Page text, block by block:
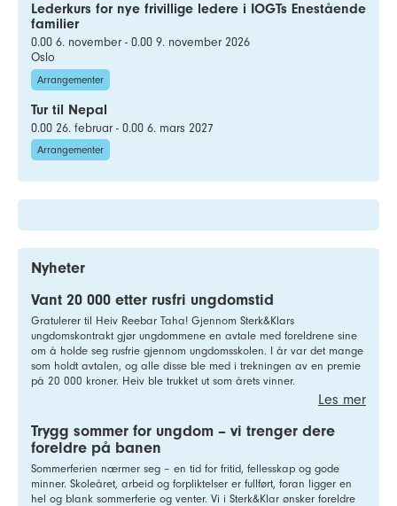
Lederkurs for nye frivillige ledere i IOGTs Enestående
familier
0.00 6. november - 0.00 9. november 2026
Oslo
Arrangementer
Tur til Nepal
0.00 26. februar - 0.00 6. mars 2027
Arrangementer
Nyheter
Vant 20 000 etter rusfri ungdomstid
Gratulerer til Heiv Reebar Taha! Gjennom Sterk&Klars
ungdomskontrakt gjør ungdommene en avtale med foreldrene sine
om å holde seg rusfrie gjennom ungdomsskolen. I år var det mange
som holdt avtalen, og alle disse ble med i trekningen av en premie
på 20 000 kroner. Heiv ble trukket ut som årets vinner.
Les mer
Trygg sommer for ungdom – vi trenger dere
foreldre på banen
Sommerferien nærmer seg – en tid for fritid, fellesskap og gode
minner. Skoleåret, arbeid og forpliktelser er fullført, foran ligger en
hel og blank sommerferie og venter. Vi i Sterk&Klar ønsker foreldre